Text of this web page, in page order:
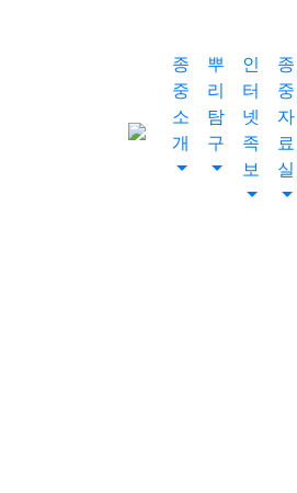
0어제0최대 전체
">
방문자수
종
중
소
개
뿌
리
탐
구
인
터
넷
족
보
종
중
자
료
실